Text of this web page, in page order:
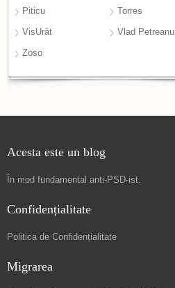
Piticu
Torres
VisUrât
Vlad Petreanu
Zoso
Acesta este un blog
În mod fundamental anti-PSD-ist.
Confidențialitate
Politica de Confidențialitate
Migrarea